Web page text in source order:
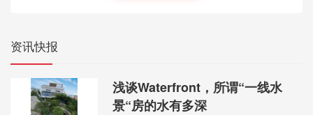
资讯快报
浅谈Waterfront，所谓“一线水
景“房的水有多深